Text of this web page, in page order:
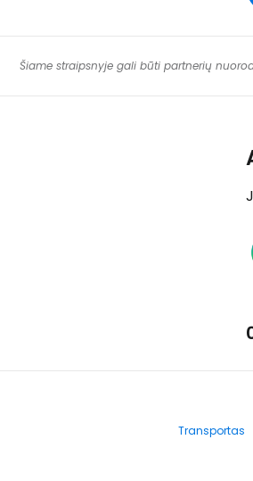
Šiame straipsnyje gali būti partnerių
Transportas